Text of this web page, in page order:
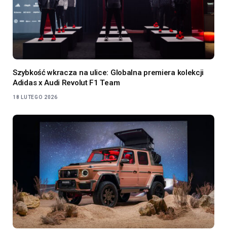
Szybkość wkracza na ulice: Globalna premiera kolekcji
Adidas x Audi Revolut F1 Team
18 LUTEGO 2026